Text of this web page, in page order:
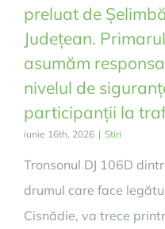
preluat de
Județean.
asumăm
nivelul de
participanții la
iunie 16th, 2026 | Stiri
Tronsonul DJ 106D
drumul care face
Cisnădie, va trece